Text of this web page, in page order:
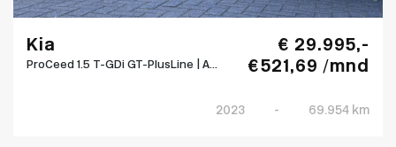
Kia
ProCeed 1.5 T-GDi GT-PlusLine | A...
€ 29.995,-
€ 521,69 /mnd
2023 - 69.954 km